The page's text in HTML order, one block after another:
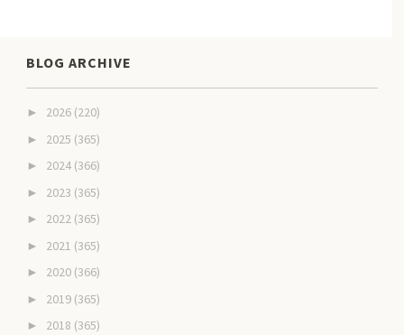
BLOG ARCHIVE
► 2026 (220)
► 2025 (365)
► 2024 (366)
► 2023 (365)
► 2022 (365)
► 2021 (365)
► 2020 (366)
► 2019 (365)
► 2018 (365)